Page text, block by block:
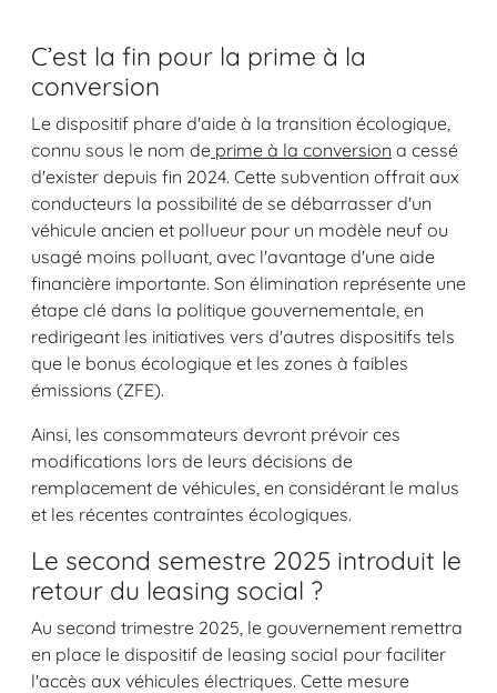
C’est la fin pour la prime à la
conversion
Le dispositif phare d'aide à la transition écologique,
connu sous le nom de prime à la conversion a cessé
d'exister depuis fin 2024. Cette subvention offrait aux
conducteurs la possibilité de se débarrasser d'un
véhicule ancien et pollueur pour un modèle neuf ou
usagé moins polluant, avec l'avantage d'une aide
financière importante. Son élimination représente une
étape clé dans la politique gouvernementale, en
redirigeant les initiatives vers d'autres dispositifs tels
que le bonus écologique et les zones à faibles
émissions (ZFE).
Ainsi, les consommateurs devront prévoir ces
modifications lors de leurs décisions de
remplacement de véhicules, en considérant le malus
et les récentes contraintes écologiques.
Le second semestre 2025 introduit le
retour du leasing social ?
Au second trimestre 2025, le gouvernement remettra
en place le dispositif de leasing social pour faciliter
l'accès aux véhicules électriques. Cette mesure